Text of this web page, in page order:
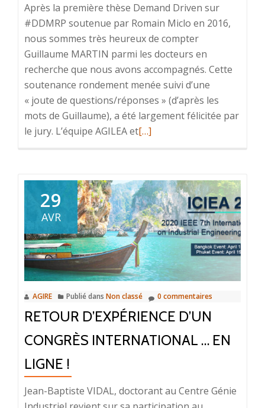
Après la première thèse Demand Driven sur
#DDMRP soutenue par Romain Miclo en 2016,
nous sommes très heureux de compter
Guillaume MARTIN parmi les docteurs en
recherche que nous avons accompagnés. Cette
soutenance rondement menée suivi d’une
« joute de questions/réponses » (d’après les
mots de Guillaume), a été largement félicitée par
le jury. L’équipe AGILEA etEn
surFélicitations
Dr
Guillaume
Martin
!
[…]
29
AVR
AGIRE Publié dans Non classé 0 commentaires
RETOUR D’EXPÉRIENCE D’UN
CONGRÈS INTERNATIONAL … EN
LIGNE !
Jean-Baptiste VIDAL, doctorant au Centre Génie